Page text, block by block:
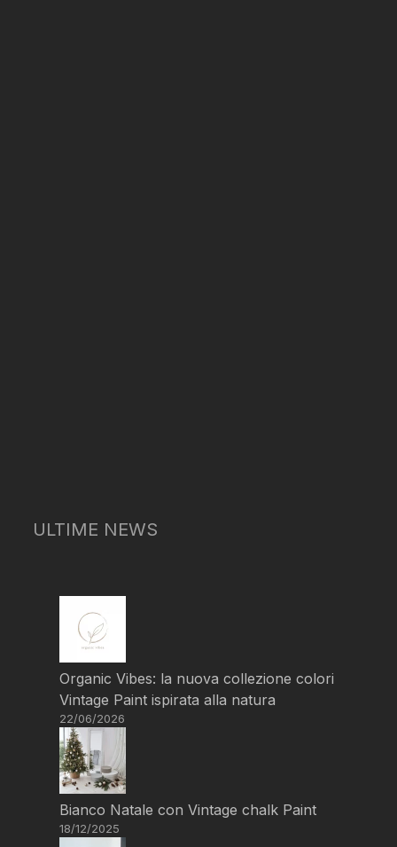
ULTIME NEWS
Organic Vibes: la nuova collezione colori
Vintage Paint ispirata alla natura
22/06/2026
Bianco Natale con Vintage chalk Paint
18/12/2025